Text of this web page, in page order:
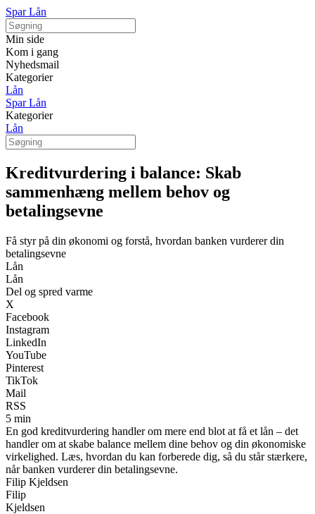
Spar Lån
Min side
Kom i gang
Nyhedsmail
Kategorier
Lån
Spar Lån
Kategorier
Lån
Kreditvurdering i balance: Skab
sammenhæng mellem behov og
betalingsevne
Få styr på din økonomi og forstå, hvordan banken vurderer din
betalingsevne
Lån
Lån
Del og spred varme
X
Facebook
Instagram
LinkedIn
YouTube
Pinterest
TikTok
Mail
RSS
5 min
En god kreditvurdering handler om mere end blot at få et lån – det
handler om at skabe balance mellem dine behov og din økonomiske
virkelighed. Læs, hvordan du kan forberede dig, så du står stærkere,
når banken vurderer din betalingsevne.
Filip Kjeldsen
Filip
Kjeldsen